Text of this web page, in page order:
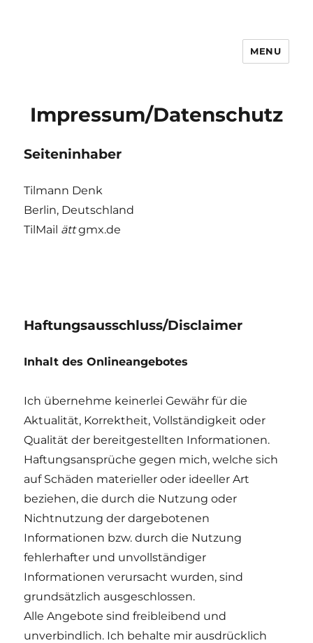
MENU
Impressum/Datenschutz
Seiteninhaber
Tilmann Denk
Berlin, Deutschland
TilMail ättgmx.de
Haftungsausschluss/Disclaimer
Inhalt des Onlineangebotes
Ich übernehme keinerlei Gewähr für die
Aktualität, Korrektheit, Vollständigkeit oder
Qualität der bereitgestellten Informationen.
Haftungsansprüche gegen mich, welche sich
auf Schäden materieller oder ideeller Art
beziehen, die durch die Nutzung oder
Nichtnutzung der dargebotenen
Informationen bzw. durch die Nutzung
fehlerhafter und unvollständiger
Informationen verursacht wurden, sind
grundsätzlich ausgeschlossen.
Alle Angebote sind freibleibend und
unverbindlich. Ich behalte mir ausdrücklich